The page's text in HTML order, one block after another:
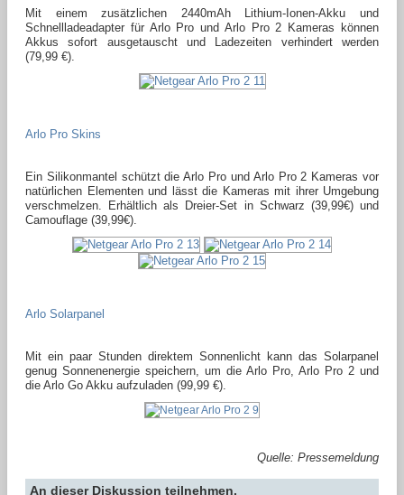
Mit einem zusätzlichen 2440mAh Lithium-Ionen-Akku und
Schnellladeadapter für Arlo Pro und Arlo Pro 2 Kameras können
Akkus sofort ausgetauscht und Ladezeiten verhindert werden
(79,99 €).
Arlo Pro Skins
Ein Silikonmantel schützt die Arlo Pro und Arlo Pro 2 Kameras vor
natürlichen Elementen und lässt die Kameras mit ihrer Umgebung
verschmelzen. Erhältlich als Dreier-Set in Schwarz (39,99€) und
Camouflage (39,99€).
Arlo Solarpanel
Mit ein paar Stunden direktem Sonnenlicht kann das Solarpanel
genug Sonnenenergie speichern, um die Arlo Pro, Arlo Pro 2 und
die Arlo Go Akku aufzuladen (99,99 €).
Quelle: Pressemeldung
An dieser Diskussion teilnehmen.